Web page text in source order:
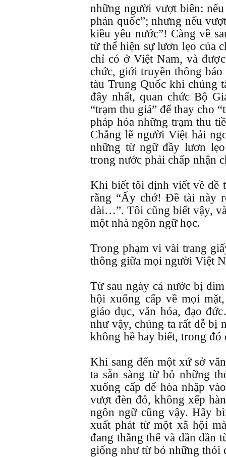
những người vượt biên:
phản quốc”; nhưng nếu
kiều yêu nước”! Càng về
từ thể hiện sự lươn lẹo của
chỉ có ở Việt Nam, và
chức, giới truyền thông
tàu Trung Quốc khi chúng
đây nhất, quan chức Bộ
“trạm thu giá” để thay cho
pháp hóa những trạm thu
Chẳng lẽ người Việt hải
những từ ngữ đầy lươn
trong nước phải chấp nhận
Khi biết tôi định viết về đề
rằng “Ấy chớ! Đề tài này
dài…”. Tôi cũng biết vậy,
một nhà ngôn ngữ học.
Trong phạm vi vài trang
thông giữa mọi người Việt
Từ sau ngày cả nước bị
hội xuống cấp về mọi
giáo dục, văn hóa, đạo
như vậy, chúng ta rất dễ bị
không hề hay biết, trong
Khi sang đến một xứ sở
ta sẵn sàng từ bỏ những
xuống cấp để hòa nhập
vượt đèn đỏ, không xếp
ngôn ngữ cũng vậy. Hãy
xuất phát từ một xã hội
đang thắng thế và dần dần
giống như từ bỏ những thói